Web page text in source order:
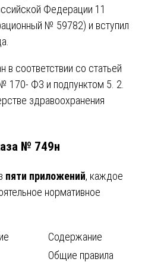
Федерации 11
№ 59782) и вступил
соответствии со статьей
170- ФЗ и подпунктом 5. 2.
здравоохранения
№ 749н
пяти приложений, каждое
нормативное
Содержание
Общие правила